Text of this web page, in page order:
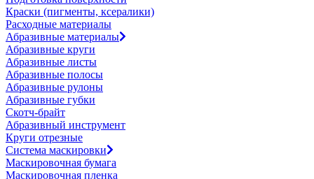
Краски (пигменты, ксералики)
Расходные материалы
Абразивные материалы
Абразивные круги
Абразивные листы
Абразивные полосы
Абразивные рулоны
Абразивные губки
Скотч-брайт
Абразивный инструмент
Круги отрезные
Система маскировки
Маскировочная бумага
Маскировочная пленка